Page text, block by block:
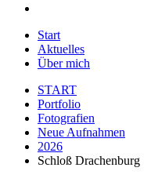
Start
Aktuelles
Über mich
START
Portfolio
Fotografien
Neue Aufnahmen
2026
Schloß Drachenburg